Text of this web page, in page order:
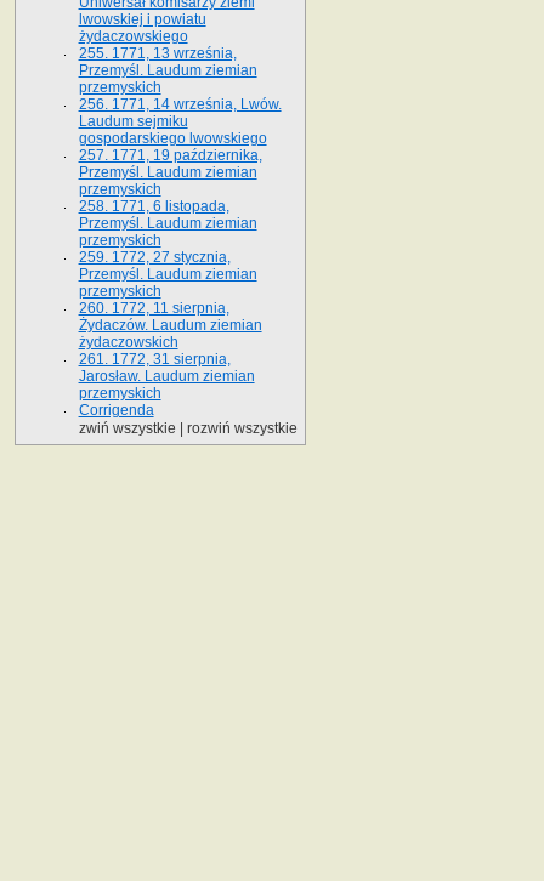
lwowskiej i powiatu
żydaczowskiego
255. 1771, 13 września,
Przemyśl. Laudum ziemian
przemyskich
256. 1771, 14 września, Lwów.
Laudum sejmiku
gospodarskiego lwowskiego
257. 1771, 19 października,
Przemyśl. Laudum ziemian
przemyskich
258. 1771, 6 listopada,
Przemyśl. Laudum ziemian
przemyskich
259. 1772, 27 stycznia,
Przemyśl. Laudum ziemian
przemyskich
260. 1772, 11 sierpnia,
Żydaczów. Laudum ziemian
żydaczowskich
261. 1772, 31 sierpnia,
Jarosław. Laudum ziemian
przemyskich
Corrigenda
zwiń wszystkie
rozwiń wszystkie